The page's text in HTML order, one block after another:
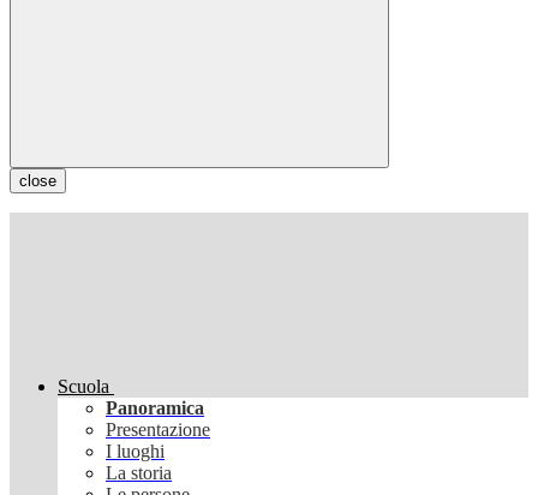
close
Scuola
Panoramica
Presentazione
I luoghi
La storia